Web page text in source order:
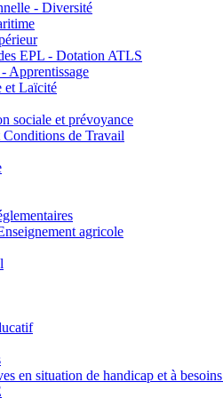
- Diversité
EPL - Dotation ATLS
Apprentissage
et Laïcité
sociale et prévoyance
Conditions de Travail
agricole
en situation de handicap et à